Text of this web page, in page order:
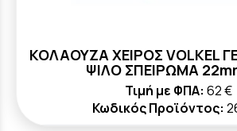
ΚΟΛΑΟΥΖΑ ΧΕΙΡΟΣ VOLKEL
ΨΙΛΟ ΣΠΕΙΡΩΜΑ
Τιμή με ΦΠΑ: 62 €
Κωδικός Προϊόντος: